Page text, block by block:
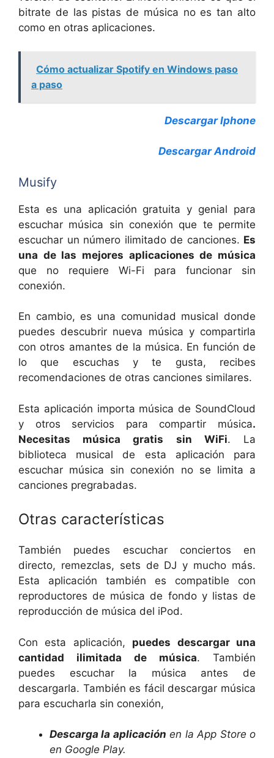
bitrate de las pistas de música no es tan alto
como en otras aplicaciones.
Cómo actualizar Spotify en Windows paso
a paso
Descargar Iphone
Descargar Android
Musify
Esta es una aplicación gratuita y genial para
escuchar música sin conexión que te permite
escuchar un número ilimitado de canciones. Es
una de las mejores aplicaciones de música
que no requiere Wi-Fi para funcionar sin
conexión.
En cambio, es una comunidad musical donde
puedes descubrir nueva música y compartirla
con otros amantes de la música. En función de
lo que escuchas y te gusta, recibes
recomendaciones de otras canciones similares.
Esta aplicación importa música de SoundCloud
y otros servicios para compartir música.
Necesitas música gratis sin WiFi. La
biblioteca musical de esta aplicación para
escuchar música sin conexión no se limita a
canciones pregrabadas.
Otras características
También puedes escuchar conciertos en
directo, remezclas, sets de DJ y mucho más.
Esta aplicación también es compatible con
reproductores de música de fondo y listas de
reproducción de música del iPod.
Con esta aplicación, puedes descargar una
cantidad ilimitada de música. También
puedes escuchar la música antes de
descargarla. También es fácil descargar música
para escucharla sin conexión,
Descarga la aplicación en la App Store o
en Google Play.